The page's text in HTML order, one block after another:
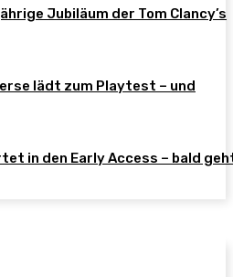
Jubiläum der Tom Clancy’s
lädt zum Playtest – und
in den Early Access – bald